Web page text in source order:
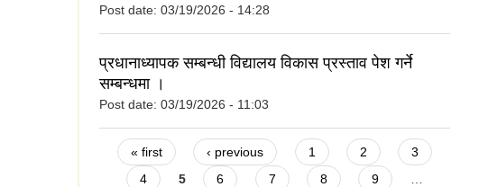
Post date: 03/19/2026 - 14:28
प्रधानाध्यापक सम्बन्धी विद्यालय विकास प्रस्ताव पेश गर्ने
सम्बन्धमा ।
Post date: 03/19/2026 - 11:03
Pages
« first ‹ previous 1 2
3
4
5 6 7 8 9